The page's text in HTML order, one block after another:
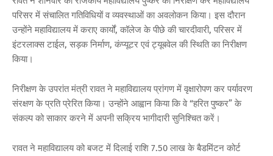
परिसर में संचालित गतिविधियों व व्यवस्थाओं का अवलोकन किया। इस दौरान
उन्होंने महाविद्यालय में कराए कार्यों, कॉलेज के पीछे की चारदीवारी, परिसर में
इंटरलाक्स टाईल, सड़क निर्माण, कंप्यूटर एवं ट्यूबवेल की स्थिति का निरीक्षण
किया।
निरीक्षण के उपरांत मंत्री रावत ने महाविद्यालय प्रांगण में वृक्षारोपण कर पर्यावरण
संरक्षण के प्रति प्रेरित किया। उन्होंने आह्वान किया कि वे “हरित पुष्कर” के
संकल्प को साकार करने में अपनी सक्रिय भागीदारी सुनिश्चित करें।
रावत ने महाविद्यालय को बजट में दिलाई राशि 7.50 लाख के बैडमिंटन कोर्ट